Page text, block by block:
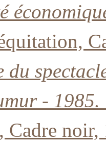
du
- 1985.
Cadre noir,